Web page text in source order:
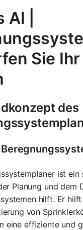
|
Sie
des
ist
Planung und dem
hilft. Er
von
eine effiziente und